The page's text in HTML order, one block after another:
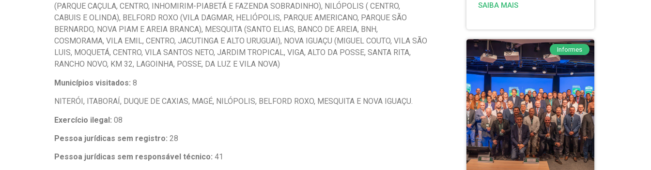
(PARQUE CAÇULA, CENTRO, INHOMIRIM-PIABETÁ E FAZENDA SOBRADINHO), NILÓPOLIS ( CENTRO,
CABUIS E OLINDA), BELFORD ROXO (VILA DAGMAR, HELIÓPOLIS, PARQUE AMERICANO, PARQUE SÃO
BERNARDO, NOVA PIAM E AREIA BRANCA), MESQUITA (SANTO ELIAS, BANCO DE AREIA, BNH,
COSMORAMA, VILA EMIL, CENTRO, JACUTINGA E ALTO URUGUAI), NOVA IGUAÇU (MIGUEL COUTO, VILA SÃO
LUIS, MOQUETÁ, CENTRO, VILA SANTOS NETO, JARDIM TROPICAL, VIGA, ALTO DA POSSE, SANTA RITA,
RANCHO NOVO, KM 32, LAGOINHA, POSSE, DA LUZ E VILA NOVA)
Municípios visitados: 8
NITERÓI, ITABORAÍ, DUQUE DE CAXIAS, MAGÉ, NILÓPOLIS, BELFORD ROXO, MESQUITA E NOVA IGUAÇU.
Exercício ilegal: 08
Pessoa jurídicas sem registro: 28
Pessoa jurídicas sem responsável técnico: 41
SAIBA MAIS
Informes